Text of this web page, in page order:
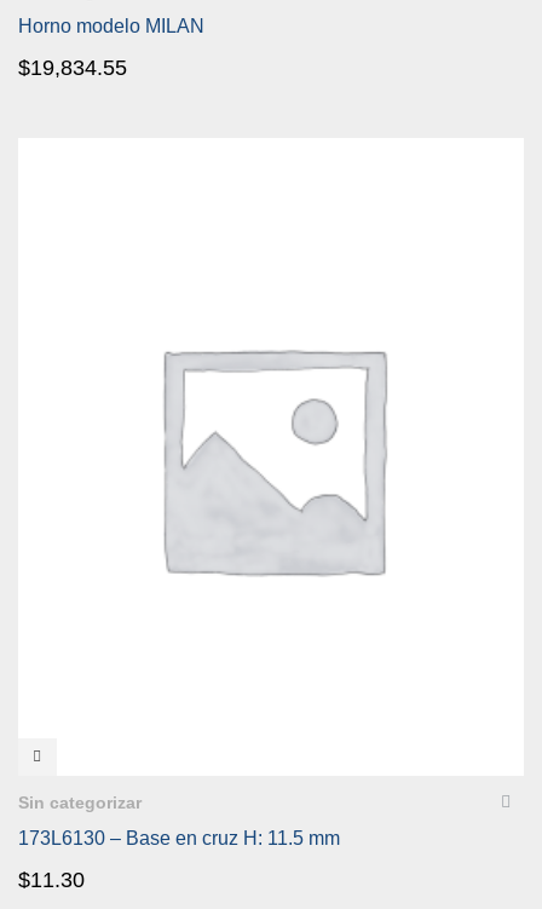
Horno modelo MILAN
$19,834.55
Sin categorizar
173L6130 – Base en cruz H: 11.5 mm
$11.30